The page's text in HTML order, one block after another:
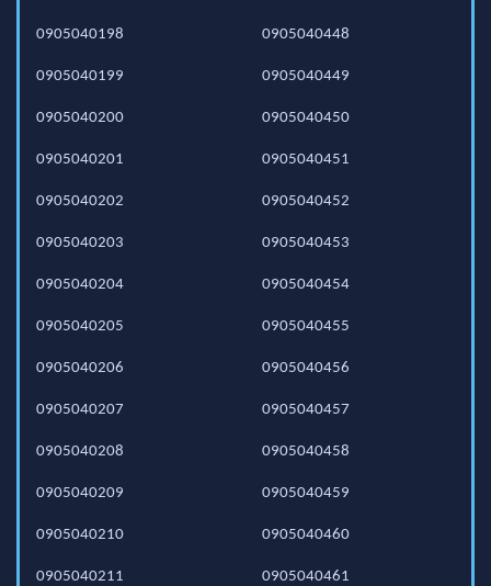
0905040198
0905040199
0905040200
0905040201
0905040202
0905040203
0905040204
0905040205
0905040206
0905040207
0905040208
0905040209
0905040210
0905040211
0905040448
0905040449
0905040450
0905040451
0905040452
0905040453
0905040454
0905040455
0905040456
0905040457
0905040458
0905040459
0905040460
0905040461